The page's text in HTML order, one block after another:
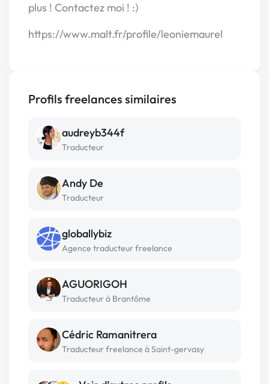
plus ! Contactez moi ! :)
https://www.malt.fr/profile/leoniemaurel
Profils freelances similaires
audreyb344f
Traducteur
Andy De
Traducteur
globallybiz
Agence traducteur freelance
AGUORIGOH
Traducteur à Brantôme
Cédric Ramanitrera
Traducteur freelance à Saint-gervasy